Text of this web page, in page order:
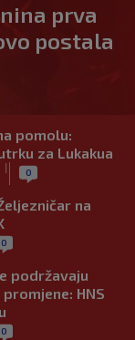
prva
postala
pomolu:
za Lukakua
| 0
na
0
podržavaju
HNS
0